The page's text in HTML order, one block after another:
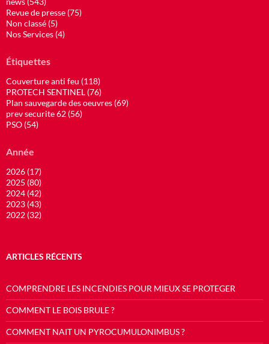
Revue de presse (75)
Non classé (5)
Nos Services (4)
Étiquettes
Couverture anti feu (118)
PROTECH SENTINEL (76)
Plan sauvegarde des oeuvres (69)
prev securite 62 (56)
PSO (54)
Année
2026 (17)
2025 (80)
2024 (42)
2023 (43)
2022 (32)
ARTICLES RÉCENTS
COMPRENDRE LES INCENDIES POUR MIEUX SE PROTEGER
COMMENT LE BOIS BRULE ?
COMMENT NAIT UN PYROCUMULONIMBUS ?